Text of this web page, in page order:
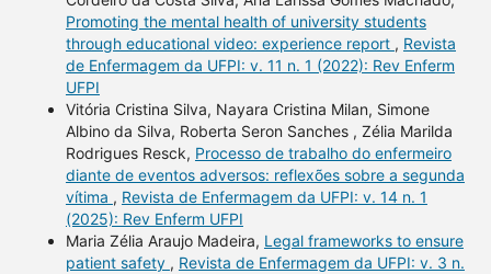
Promoting the mental health of university students
through educational video: experience report , Revista
de Enfermagem da UFPI: v. 11 n. 1 (2022): Rev Enferm
UFPI
Vitória Cristina Silva, Nayara Cristina Milan, Simone
Albino da Silva, Roberta Seron Sanches , Zélia Marilda
Rodrigues Resck, Processo de trabalho do enfermeiro
diante de eventos adversos: reflexões sobre a segunda
vítima , Revista de Enfermagem da UFPI: v. 14 n. 1
(2025): Rev Enferm UFPI
Maria Zélia Araujo Madeira, Legal frameworks to ensure
patient safety , Revista de Enfermagem da UFPI: v. 3 n.